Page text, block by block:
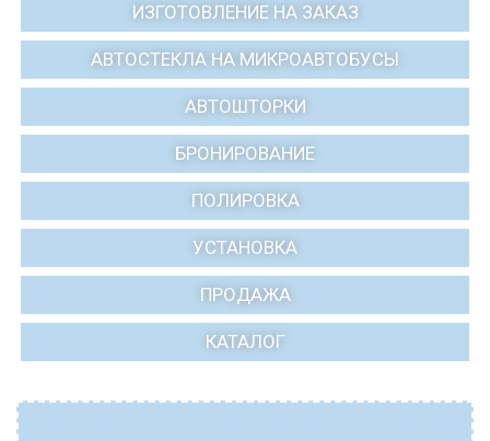
ИЗГОТОВЛЕНИЕ НА ЗАКАЗ
АВТОСТЕКЛА НА МИКРОАВТОБУСЫ
АВТОШТОРКИ
БРОНИРОВАНИЕ
ПОЛИРОВКА
УСТАНОВКА
ПРОДАЖА
КАТАЛОГ